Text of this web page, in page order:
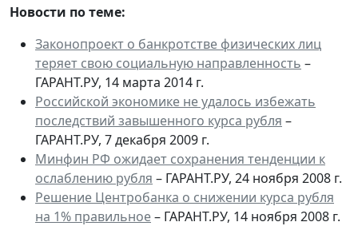
Новости по теме:
Законопроект о банкротстве физических лиц
теряет свою социальную направленность –
ГАРАНТ.РУ, 14 марта 2014 г.
Российской экономике не удалось избежать
последствий завышенного курса рубля –
ГАРАНТ.РУ, 7 декабря 2009 г.
Минфин РФ ожидает сохранения тенденции к
ослаблению рубля – ГАРАНТ.РУ, 24 ноября 2008 г.
Решение Центробанка о снижении курса рубля
на 1% правильное– ГАРАНТ.РУ, 14 ноября 2008 г.